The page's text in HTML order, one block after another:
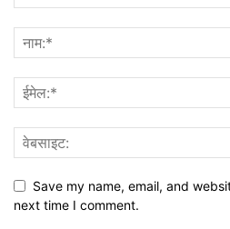
Save my name, email, and
next time I comment.